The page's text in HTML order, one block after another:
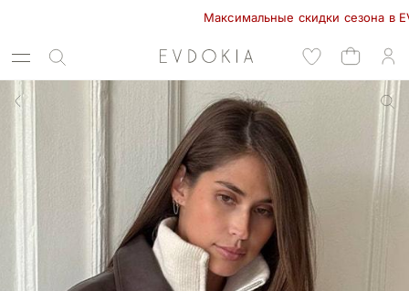
Максимальные скидки сезона в